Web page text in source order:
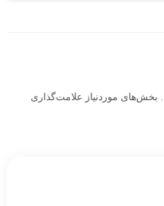
بخش‌های موردنیاز علامت‌گذاری